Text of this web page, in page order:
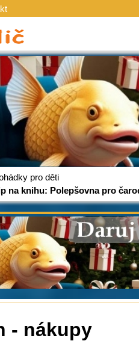
pro děti
na knihu: Polepšovna pro
- nákupy